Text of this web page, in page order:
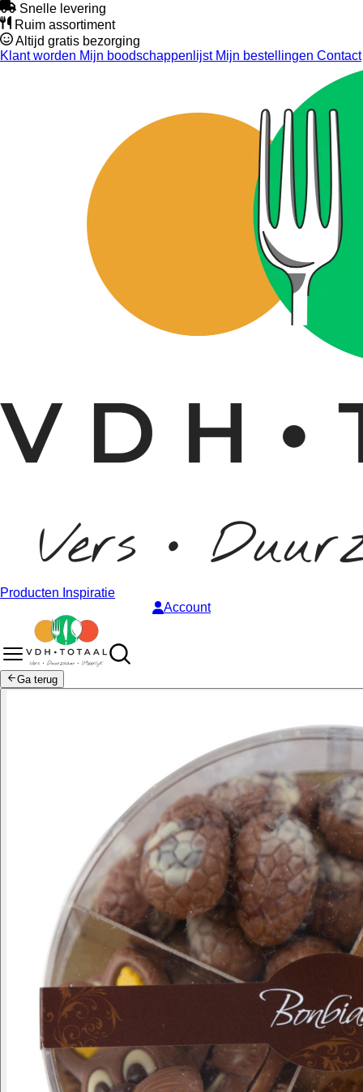
Snelle levering
Ruim assortiment
Altijd gratis bezorging
Klant worden Mijn boodschappenlijstMijn bestellingen Contact
Producten Inspiratie
Account
Ga terug